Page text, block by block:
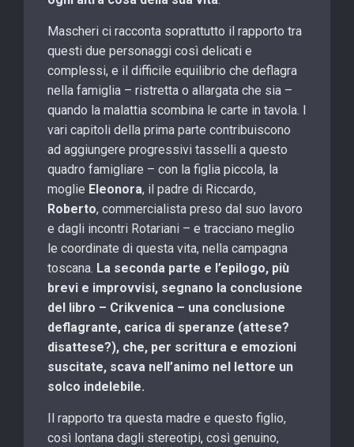
Mascheri ci racconta soprattutto il rapporto tra
questi due personaggi così delicati e
complessi, e il difficile equilibrio che deflagra
nella famiglia – ristretta o allargata che sia –
quando la malattia scombina le carte in tavola. I
vari capitoli della prima parte contribuiscono
ad aggiungere progressivi tasselli a questo
quadro famigliare – con la figlia piccola, la
moglie Eleonora, il padre di Riccardo,
Roberto, commercialista preso dal suo lavoro
e dagli incontri Rotariani – e tracciano meglio
le coordinate di questa vita, nella campagna
toscana. La seconda parte e l’epilogo, più
brevi e improvvisi, segnano la conclusione
del libro – Crikvenica – una conclusione
deflagrante, carica di speranze (attese?
disattese?), che, per scrittura e emozioni
suscitate, scava nell’animo nel lettore un
solco indelebile.
Il rapporto tra questa madre e questo figlio,
così lontana dagli stereotipi, così genuino,